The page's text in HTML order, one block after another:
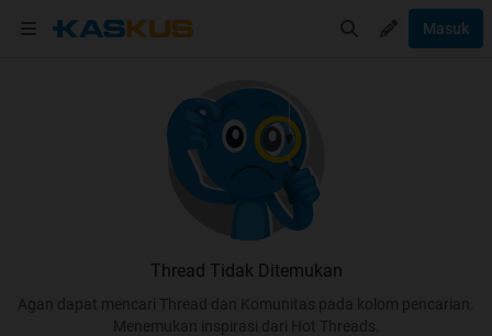
Masuk
Thread Tidak Ditemukan
Agan dapat mencari Thread dan Komunitas pada kolom pencarian.
Menemukan inspirasi dari Hot Threads.